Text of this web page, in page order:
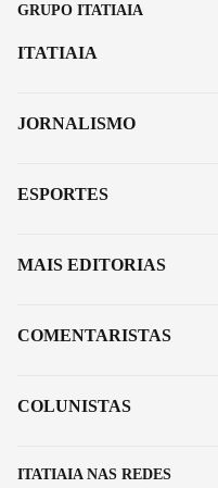
GRUPO ITATIAIA
ITATIAIA NAS REDES
ITATIAIA
JORNALISMO
ESPORTES
MAIS EDITORIAS
COMENTARISTAS
COLUNISTAS